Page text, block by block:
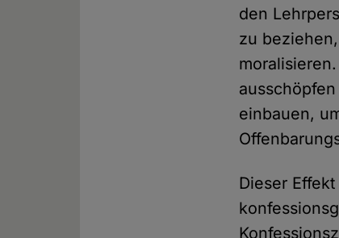
den
zu
einbauen,
Dieser